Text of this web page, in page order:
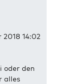
2018 14:02
oder den
alles